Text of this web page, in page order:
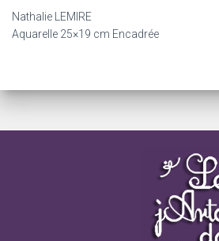
Nathalie LEMIRE
Aquarelle 25×19 cm Encadrée